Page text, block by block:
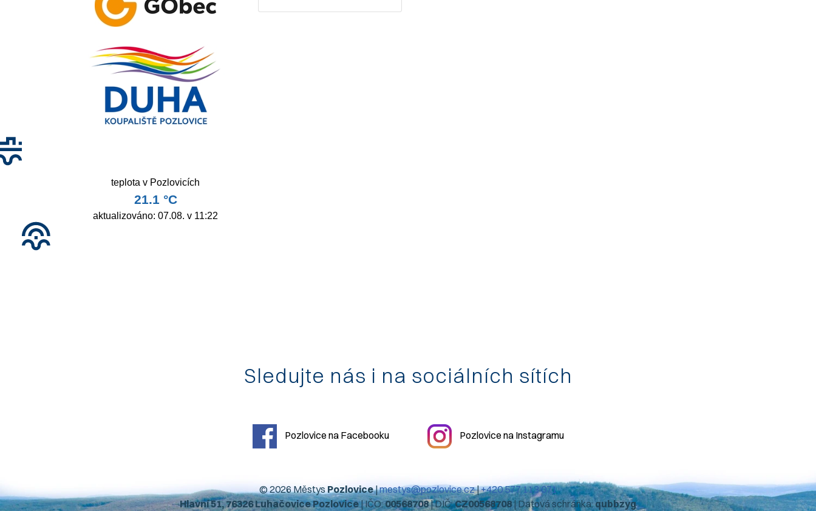
Sledujte nás i na sociálních sítích
Pozlovice na Facebooku Pozlovice na Instagramu
© 2026 MěstysPozlovice|mestys@pozlovice.cz|+420 577 113 071
Hlavní 51, 76326 Luhačovice Pozlovice| IČO:00568708| DIČ:CZ00568708| Datová schránka:qubbzyg